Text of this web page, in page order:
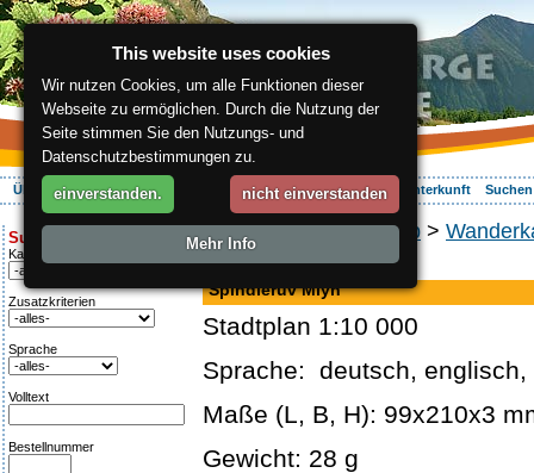
Über die Region Aktiv Erleben Entspannung Ihr Urlaub Unterkunft
Suche:
Kategorie
Zusatzkriterien
Sprache
Volltext
Bestellnummer
ergis.cz>Online-Shop >
Landkarte
Špindlerův Mlýn
Stadtplan 1:10 000
Sprache: deutsch, englisch,
Maße (L, B, H): 99x210x3
Gewicht: 28 g
This website uses cookies
Wir nutzen Cookies, um alle Funktionen dieser
Webseite zu ermöglichen. Durch die Nutzung der
Seite stimmen Sie den Nutzungs- und
Datenschutzbestimmungen zu.
einverstanden. nicht einverstanden
Mehr Info